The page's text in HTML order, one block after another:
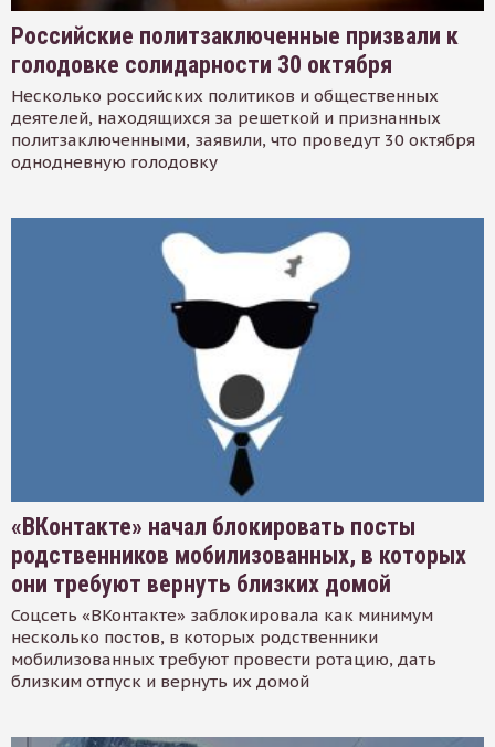
Российские политзаключенные призвали к
голодовке солидарности 30 октября
Несколько российских политиков и общественных
деятелей, находящихся за решеткой и признанных
политзаключенными, заявили, что проведут 30 октября
однодневную голодовку
«ВКонтакте» начал блокировать посты
родственников мобилизованных, в которых
они требуют вернуть близких домой
Соцсеть «ВКонтакте» заблокировала как минимум
несколько постов, в которых родственники
мобилизованных требуют провести ротацию, дать
близким отпуск и вернуть их домой